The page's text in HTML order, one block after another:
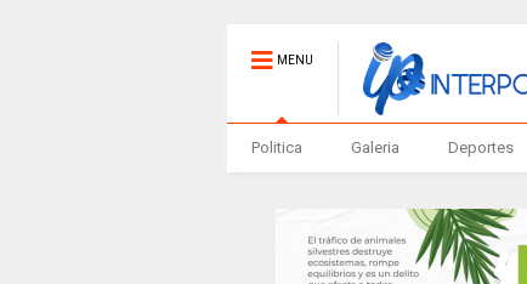
MENU
Politica Galeria Deportes